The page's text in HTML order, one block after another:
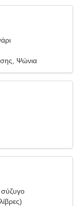
Ψώνια
σύζυγο